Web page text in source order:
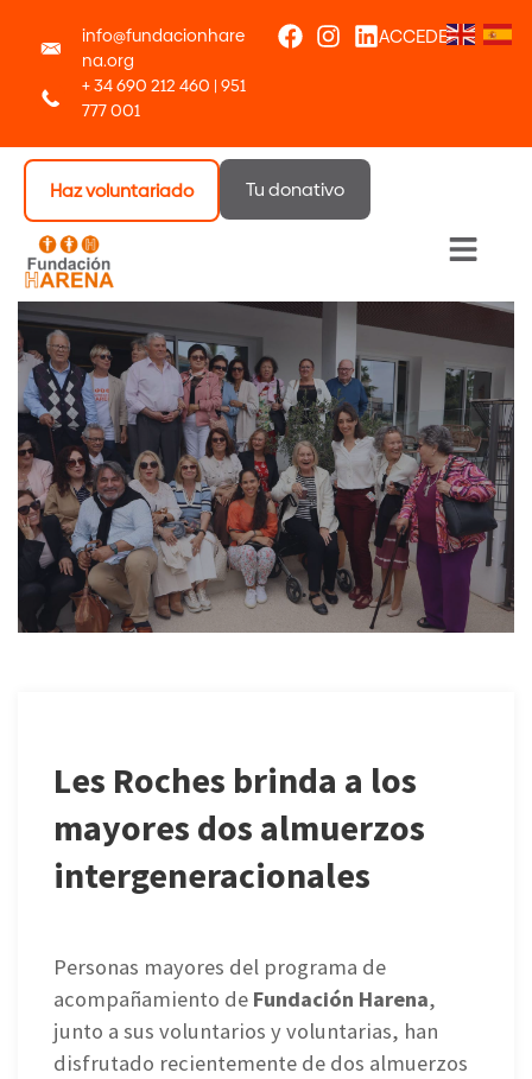
info@fundacionhare
na.org
+ 34 690 212 460 | 951
777 001
ACCEDER
Haz voluntariado Tu donativo
Menú
Les Roches brinda a los
mayores dos almuerzos
intergeneracionales
Personas mayores del programa de
acompañamiento de Fundación Harena,
junto a sus voluntarios y voluntarias, han
disfrutado recientemente de dos almuerzos